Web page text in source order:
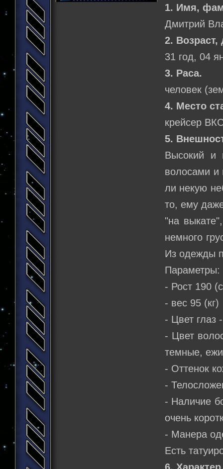
1. Имя,
Дмитрий
2. Возраст,
31 год, 04
3. Раса.
человек
4. Место
крейсер
5.
Высокий и
волосами и
ли некую
то, ему
"на
немного
Из одежды
Параметры:
- Рост 190
- вес 95 (кг)
- Цвет глаз
- Цвет
темные,
- Оттенок
-
- Наличие
очень
- Манера
Есть